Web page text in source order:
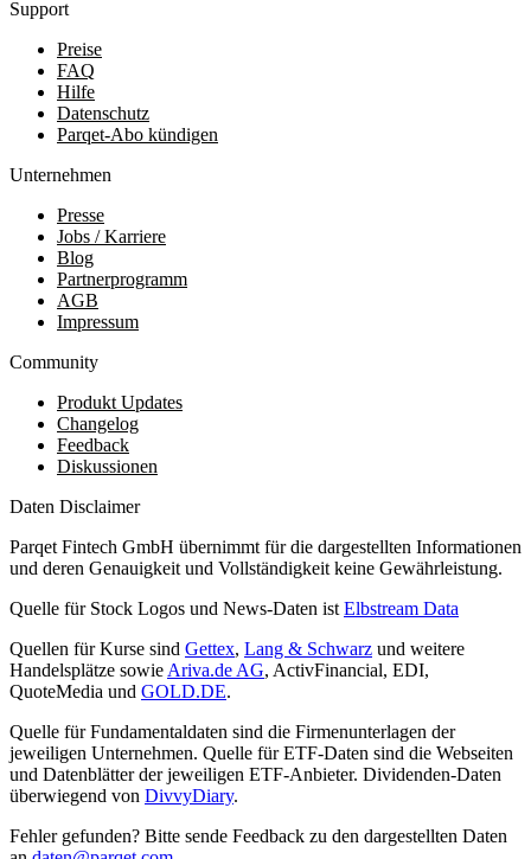
Support
Preise
FAQ
Hilfe
Datenschutz
Parqet-Abo kündigen
Unternehmen
Presse
Jobs / Karriere
Blog
Partnerprogramm
AGB
Impressum
Community
Produkt Updates
Changelog
Feedback
Diskussionen
Daten Disclaimer
Parqet Fintech GmbH übernimmt für die dargestellten Informationen
und deren Genauigkeit und Vollständigkeit keine Gewährleistung.
Quelle für Stock Logos und News-Daten ist Elbstream Data
Quellen für Kurse sind Gettex, Lang & Schwarz und weitere
Handelsplätze sowie Ariva.de AG, ActivFinancial, EDI,
QuoteMedia und GOLD.DE.
Quelle für Fundamentaldaten sind die Firmenunterlagen der
jeweiligen Unternehmen. Quelle für ETF-Daten sind die Webseiten
und Datenblätter der jeweiligen ETF-Anbieter. Dividenden-Daten
überwiegend von DivvyDiary.
Fehler gefunden? Bitte sende Feedback zu den dargestellten Daten